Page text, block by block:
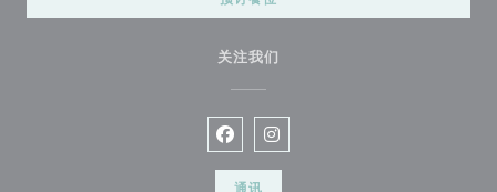
关注我们
Facebook ((在新窗口中打开))
Instagram ((在新窗口中打开))